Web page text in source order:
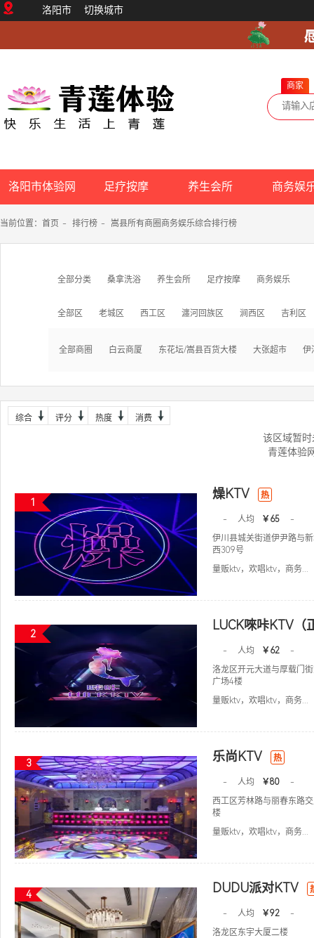
洛阳市 切换城市
商家
洛阳市体验网 足疗按摩 养生会所 商务娱
当前位置： 首页 - 排行榜 - 嵩县所有商圈商务娱乐综合排行榜
全部分类 桑拿洗浴 养生会所 足疗按摩 商务娱乐
全部区 老城区 西工区 瀍河回族区 涧西区 吉利区
全部商圈 白云商厦 东花坛/嵩县百货大楼 大张超市 伊
综合 评分 热度 消费
该区域暂
青莲体验
1
燥KTV 热
- 人均 ￥65
-
伊川县城关街道伊尹路与
西309号
量贩ktv，欢唱ktv，商务...
2
LUCK唻咔KTV（
- 人均 ￥62
-
洛龙区开元大道与厚载门
广场4楼
量贩ktv，欢唱ktv，商务...
3 乐尚KTV 热
- 人均 ￥80
-
西工区芳林路与丽春东路
楼
量贩ktv，欢唱ktv，商务...
4 DUDU派对KTV
- 人均 ￥92
-
洛龙区东宇大厦二楼